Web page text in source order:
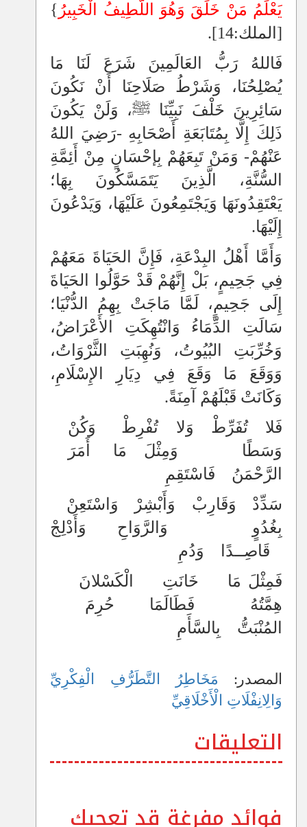
يَعْلَمُ مَنْ خَلَقَ وَهُوَ اللَّطِيفُ الْخَبِيرُ }
[الملك:14]
.
فَاللهُ رَبُّ العَالَمِينَ شَرَعَ لَنَا مَا
يُصْلِحُنَا، وَشَرْطُ صَلَاحِنَا أَنْ نَكُونَ
سَائِرِينَ خَلْفَ نَبِيِّنَا ﷺ، وَلَنْ يَكُونَ
ذَلِكَ إِلَّا بِمُتَابَعَةِ أَصْحَابِهِ -رَضِيَ اللهُ
عَنْهُمْ- وَمَنْ تَبِعَهُمْ بِإحْسَانٍ مِنْ أَئِمَّةِ
السُّنَّةِ، الَّذِينَ يَتَمَسَّكُونَ بِهَا؛
يَعْتَقِدُونَهَا وَيَجْتَمِعُونَ عَلَيْهَا، وَيَدْعُونَ
إِلَيْهَا.
وَأَمَّا أَهْلُ البِدْعَةِ، فَإِنَّ الحَيَاةَ مَعَهُمْ
فِي جَحِيمٍ، بَلْ إِنَّهُمْ قَدْ حَوَّلُوا الحَيَاةَ
إِلَى جَحِيمٍ، لَمَّا مَاجَتْ بِهِمُ الدُّنْيَا؛
سَالَتِ الدِّمَاءُ وَانْتُهِكَتِ الأَعْرَاضُ،
وَخُرِّبَتِ البُيُوتُ، وَنُهِبَتِ الثَّرْوَاتُ،
وَوَقَعَ مَا وَقَعَ فِي دِيَارِ الإِسْلَامِ،
وَكَانَتْ قَبْلَهُمْ آمِنَةً.
فَلا تُفَرِّطْ وَلا تُفْرِطْ وَكُنْ
وَسَطًا وَمِثْلَ مَا أَمَرَ
الرَّحْمَنُ فَاسْتَقِمِ
سَدِّدْ وَقَارِبْ وَأَبْشِرْ وَاسْتَعِنْ
بِغُدُوٍ وَالرَّوَاحِ وَأَدْلِجْ
قَاصِــدًا وَدُمِ
فَمِثْلَ مَا خَانَتِ الْكَسْلانَ
هِمَّتُهُ فَطَالَمَا حُرِمَ
المُنْبَتُّ بِالسَّأَمِ
المصدر: مَخَاطِرُ التَّطَرُّفِ الْفِكْرِيِّ
وَالِانِفْلَاتِ الْأَخْلَاقِيِّ
التعليقات
فوائد مفرغة قد تعجبك